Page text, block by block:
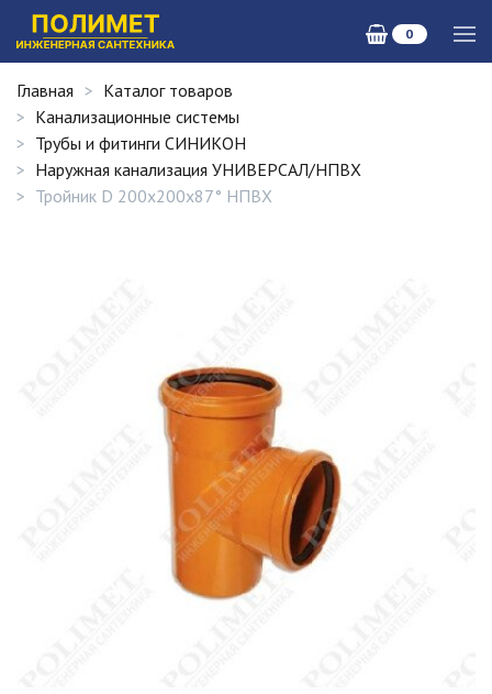
0
Главная
Каталог товаров
Канализационные системы
Трубы и фитинги СИНИКОН
Наружная канализация УНИВЕРСАЛ/НПВХ
Тройник D 200х200х87° НПВХ